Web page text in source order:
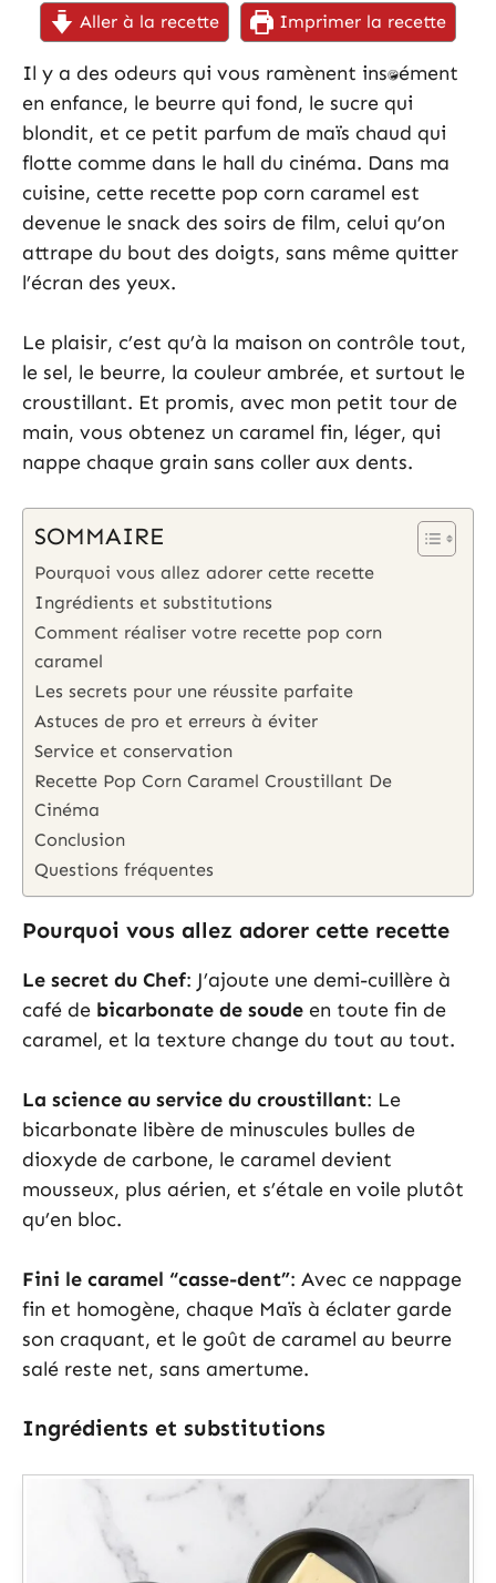
Aller à la recette Imprimer la recette
Il y a des odeurs qui vous ramènent instantanément
en enfance, le beurre qui fond, le sucre qui
blondit, et ce petit parfum de maïs chaud qui
flotte comme dans le hall du cinéma. Dans ma
cuisine, cette recette pop corn caramel est
devenue le snack des soirs de film, celui qu’on
attrape du bout des doigts, sans même quitter
l’écran des yeux.
Le plaisir, c’est qu’à la maison on contrôle tout,
le sel, le beurre, la couleur ambrée, et surtout le
croustillant. Et promis, avec mon petit tour de
main, vous obtenez un caramel fin, léger, qui
nappe chaque grain sans coller aux dents.
SOMMAIRE
Pourquoi vous allez adorer cette recette
Ingrédients et substitutions
Comment réaliser votre recette pop corn
caramel
Les secrets pour une réussite parfaite
Astuces de pro et erreurs à éviter
Service et conservation
Recette Pop Corn Caramel Croustillant De
Cinéma
Conclusion
Questions fréquentes
Pourquoi vous allez adorer cette recette
Le secret du Chef: J’ajoute une demi-cuillère à
café de bicarbonate de soude en toute fin de
caramel, et la texture change du tout au tout.
La science au service du croustillant: Le
bicarbonate libère de minuscules bulles de
dioxyde de carbone, le caramel devient
mousseux, plus aérien, et s’étale en voile plutôt
qu’en bloc.
Fini le caramel “casse-dent”: Avec ce nappage
fin et homogène, chaque Maïs à éclater garde
son craquant, et le goût de caramel au beurre
salé reste net, sans amertume.
Ingrédients et substitutions